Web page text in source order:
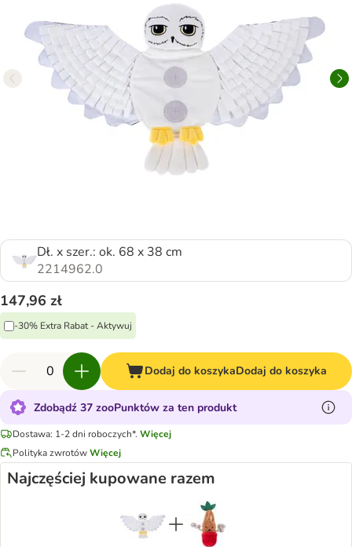
Dł. x szer.: ok. 68 x 38 cm
2214962.0
147,96 zł
-30% Extra Rabat - Aktywuj
Dodaj do koszykaDodaj do koszyka
Zdobądź 37 zooPunktów za ten produkt
Dostawa: 1-2 dni roboczych*. Więcej
Polityka zwrotówWięcej
Najczęściej kupowane razem